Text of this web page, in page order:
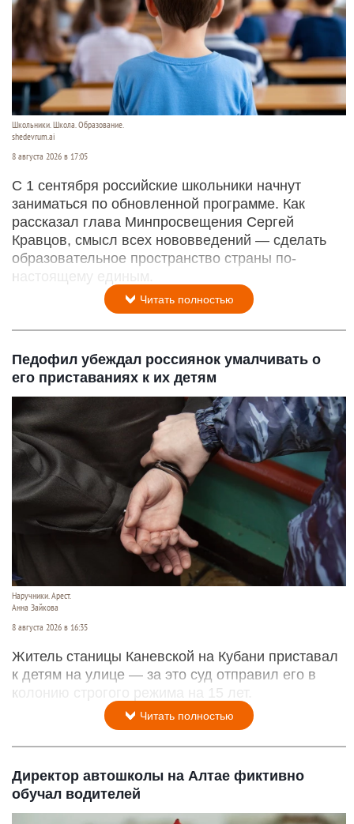
Школьники. Школа. Образование.
shedevrum.ai
8 августа 2026 в 17:05
С 1 сентября российские школьники начнут
заниматься по обновленной программе. Как
рассказал глава Минпросвещения Сергей
Кравцов, смысл всех нововведений — сделать
образовательное пространство страны по-
настоящему единым.
Читать полностью
Педофил убеждал россиянок умалчивать о
его приставаниях к их детям
Наручники. Арест.
Анна Зайкова
8 августа 2026 в 16:35
Житель станицы Каневской на Кубани приставал
к детям на улице — за это суд отправил его в
колонию строгого режима на 15 лет.
Читать полностью
Директор автошколы на Алтае фиктивно
обучал водителей